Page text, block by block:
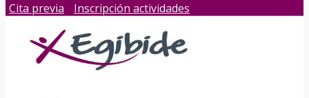
Cita previa
Inscripción actividades